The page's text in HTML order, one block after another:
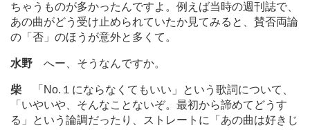
ちゃうものが多かったんですよ。例えば当時の週刊誌で、
あの曲がどう受け止められていたか見てみると、賛否両論
の「否」のほうが意外と多くて。
水野 へー、そうなんですか。
柴 「No.１にならなくてもいい」という歌詞について、
「いやいや、そんなことないぞ。最初から諦めてどうす
る」という論調だったり、ストレートに「あの曲は好きじ